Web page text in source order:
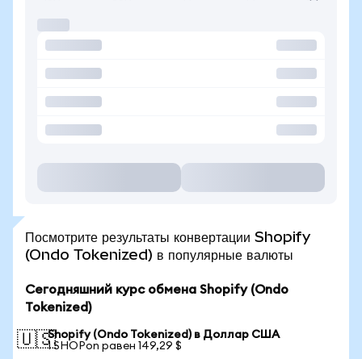
Посмотрите результаты конвертации Shopify
(Ondo Tokenized) в популярные валюты
Сегодняшний курс обмена Shopify (Ondo
Tokenized)
🇺🇸Shopify (Ondo Tokenized) в Доллар США
1 SHOPon равен 149,29 $